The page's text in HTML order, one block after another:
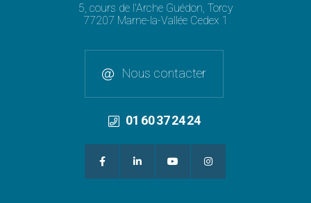
5, cours de l'Arche Guédon, Torcy
77207 Marne-la-Vallée Cedex 1
Nous contacter
01 60 37 24 24